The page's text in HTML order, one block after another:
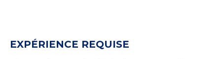
EXPÉRIENCE REQUISE